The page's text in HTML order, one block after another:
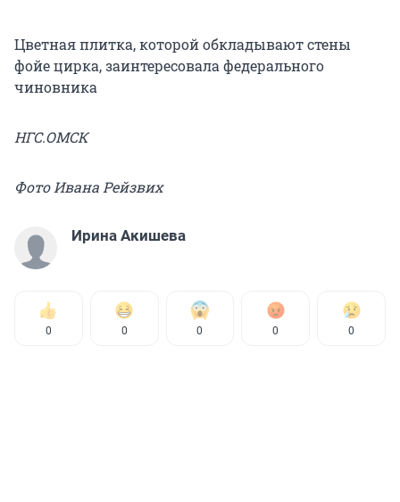
Цветная плитка, которой обкладывают стены
фойе цирка, заинтересовала федерального
чиновника
НГС.ОМСК
Фото Ивана Рейзвих
Ирина Акишева
0 0 0 0 0